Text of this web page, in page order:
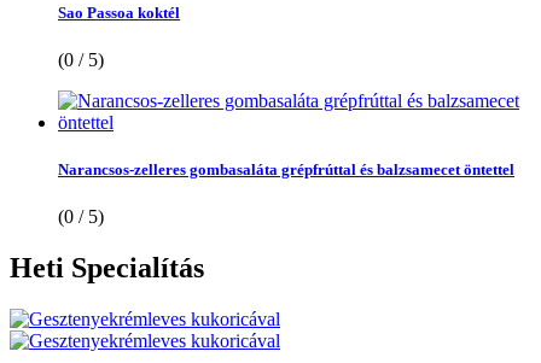
Sao Passoa koktél
(0 / 5)
Narancsos-zelleres gombasaláta grépfrúttal és balzsamecet öntettel
(0 / 5)
Heti Specialítás